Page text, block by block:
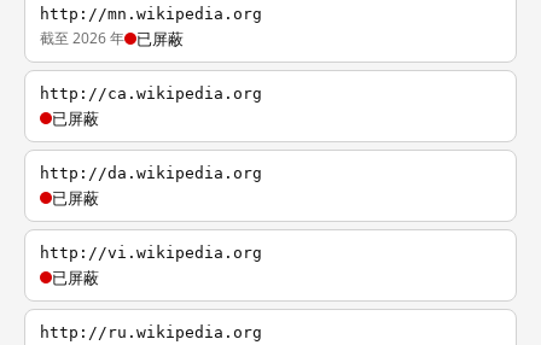
http://mn.wikipedia.org
截至 2026 年 已屏蔽
http://ca.wikipedia.org
已屏蔽
http://da.wikipedia.org
已屏蔽
http://vi.wikipedia.org
已屏蔽
http://ru.wikipedia.org